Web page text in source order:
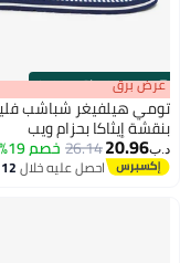
00m:00s
·باقي 100%
2
عرض برق
تومي هيلفيغر شباشب
بنقشة إيثاكا بحزام ويب
د.ب‏20.96
26.14خصم 19%
احصل عليه خلال